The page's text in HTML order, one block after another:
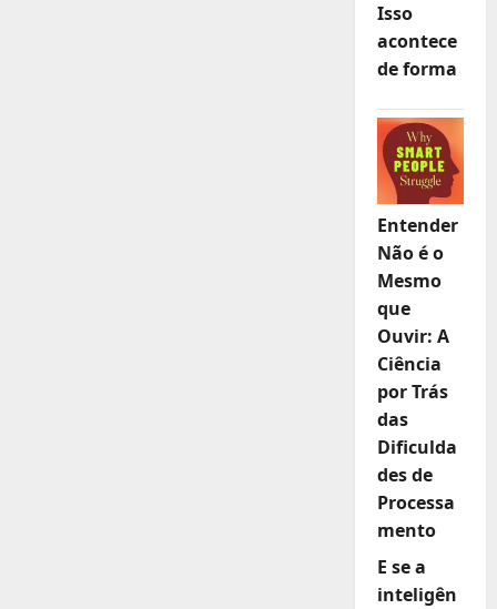
Isso
acontece
de forma
Entender
Não é o
Mesmo
que
Ouvir: A
Ciência
por Trás
das
Dificulda
des de
Processa
mento
E se a
inteligên